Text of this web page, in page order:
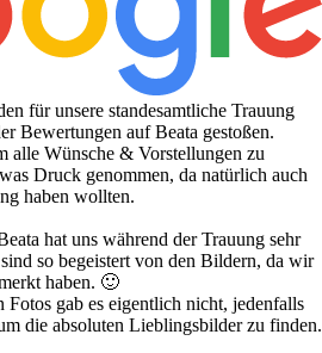
für unsere standesamtliche Trauung
Bewertungen auf Beata gestoßen.
alle Wünsche & Vorstellungen zu
Druck genommen, da natürlich auch
haben wollten.
hat uns während der Trauung sehr
so begeistert von den Bildern, da wir
haben. 🙂
Fotos gab es eigentlich nicht, jedenfalls
die absoluten Lieblingsbilder zu finden.